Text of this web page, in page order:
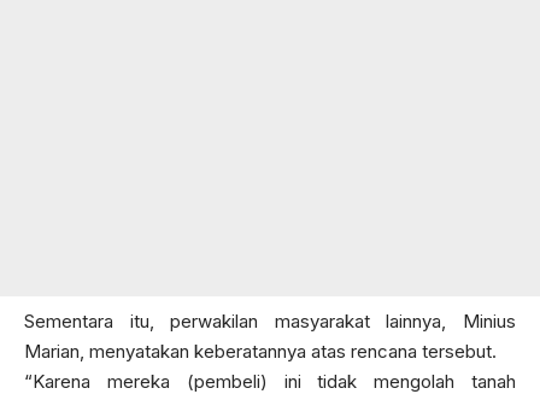
Sementara itu, perwakilan masyarakat lainnya, Minius
Marian, menyatakan keberatannya atas rencana tersebut.
“Karena mereka (pembeli) ini tidak mengolah tanah